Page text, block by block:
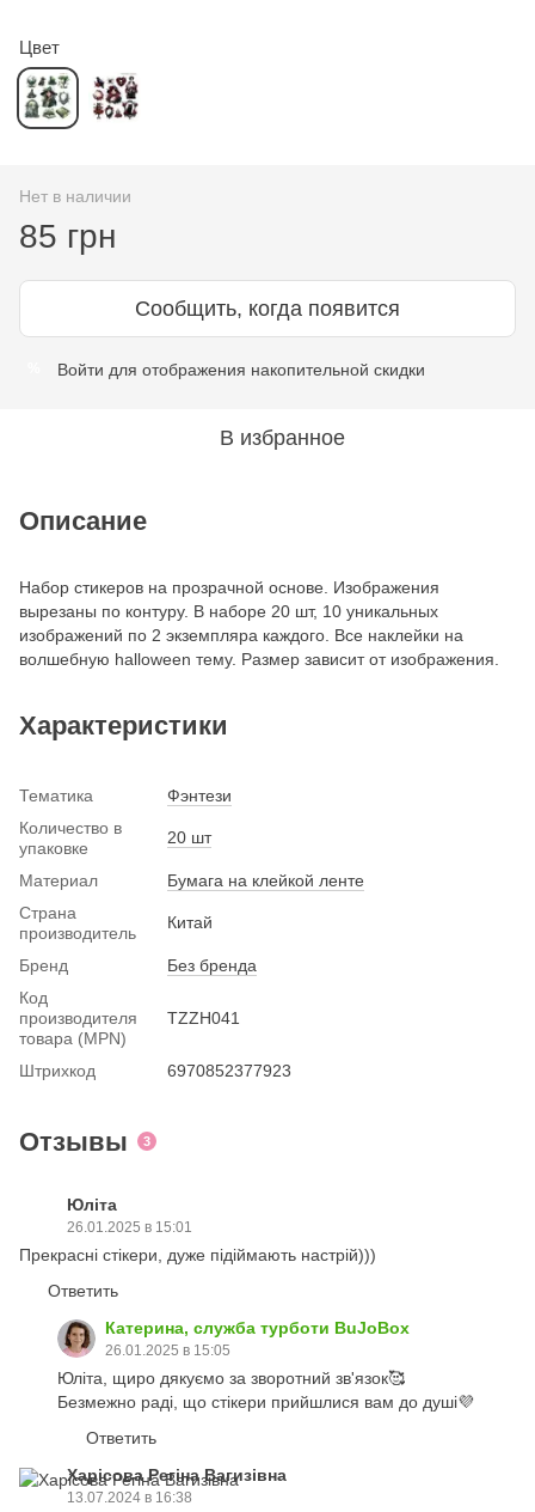
Цвет
Нет в наличии
85 грн
Сообщить, когда появится
Войти для отображения накопительной скидки
В избранное
Описание
Набор стикеров на прозрачной основе. Изображения
вырезаны по контуру. В наборе 20 шт, 10 уникальных
изображений по 2 экземпляра каждого. Все наклейки на
волшебную halloween тему. Размер зависит от изображения.
Характеристики
Тематика
Фэнтези
Количество в
упаковке
20 шт
Материал
Бумага на клейкой ленте
Страна
производитель
Китай
Бренд
Без бренда
Код
производителя
товара (MPN)
TZZH041
Штрихкод 6970852377923
Отзывы 3
Юліта
26.01.2025 в 15:01
Прекрасні стікери, дуже підіймають настрій)))
Ответить
Катерина, служба турботи BuJoBox
26.01.2025 в 15:05
Юліта, щиро дякуємо за зворотний зв'язок🥰
Безмежно раді, що стікери прийшлися вам до душі💜
Ответить
Харісова Регіна Вагизівна
13.07.2024 в 16:38